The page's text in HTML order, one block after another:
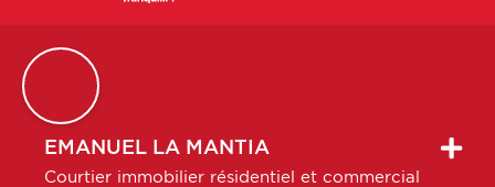
EMANUEL LA MANTIA
Courtier immobilier résidentiel et commercial